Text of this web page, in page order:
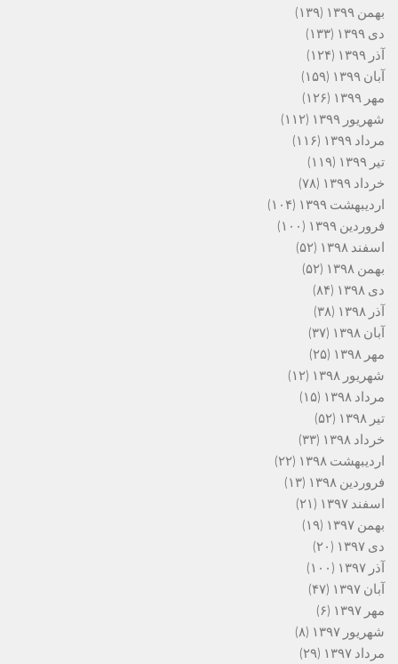
بهمن ۱۳۹۹
(۱۳۹)
دی ۱۳۹۹
(۱۳۳)
آذر ۱۳۹۹
(۱۲۴)
آبان ۱۳۹۹
(۱۵۹)
مهر ۱۳۹۹
(۱۲۶)
شهریور ۱۳۹۹
(۱۱۲)
مرداد ۱۳۹۹
(۱۱۶)
تیر ۱۳۹۹
(۱۱۹)
خرداد ۱۳۹۹
(۷۸)
اردیبهشت ۱۳۹۹
(۱۰۴)
فروردین ۱۳۹۹
(۱۰۰)
اسفند ۱۳۹۸
(۵۲)
بهمن ۱۳۹۸
(۵۲)
دی ۱۳۹۸
(۸۴)
آذر ۱۳۹۸
(۳۸)
آبان ۱۳۹۸
(۳۷)
مهر ۱۳۹۸
(۲۵)
شهریور ۱۳۹۸
(۱۲)
مرداد ۱۳۹۸
(۱۵)
تیر ۱۳۹۸
(۵۲)
خرداد ۱۳۹۸
(۳۳)
اردیبهشت ۱۳۹۸
(۲۲)
فروردین ۱۳۹۸
(۱۳)
اسفند ۱۳۹۷
(۲۱)
بهمن ۱۳۹۷
(۱۹)
دی ۱۳۹۷
(۲۰)
آذر ۱۳۹۷
(۱۰۰)
آبان ۱۳۹۷
(۴۷)
مهر ۱۳۹۷
(۶)
شهریور ۱۳۹۷
(۸)
مرداد ۱۳۹۷
(۲۹)